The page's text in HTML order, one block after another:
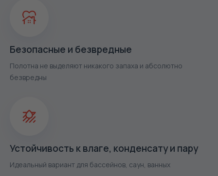
Безопасные и безвредные
Полотна не выделяют никакого запаха и абсолютно
безвредны
Устойчивость к влаге, конденсату и пару
Идеальный вариант для бассейнов, саун, ванных